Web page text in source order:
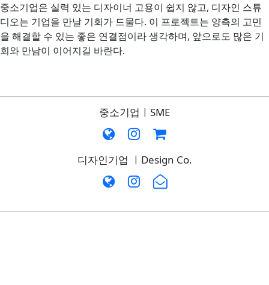
중소기업은 실력 있는 디자이너 고용이 쉽지 않고, 디자인 스튜
디오는 기업을 만날 기회가 드물다. 이 프로젝트는 양측의 고민
을 해결할 수 있는 좋은 연결점이라 생각하며, 앞으로도 많은 기
회와 만남이 이어지길 바란다.
중소기업ㅣSME
디자인기업 ㅣDesign Co.